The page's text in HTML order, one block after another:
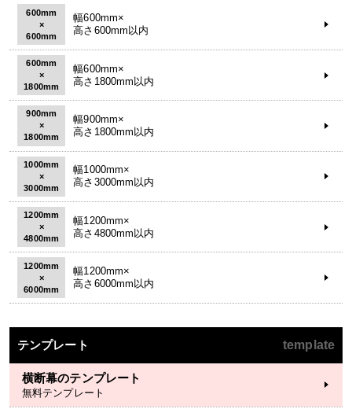
600mm
×
600mm
幅600mm×
高さ600mm以内
600mm
×
1800mm
幅600mm×
高さ1800mm以内
900mm
×
1800mm
幅900mm×
高さ1800mm以内
1000mm
×
3000mm
幅1000mm×
高さ3000mm以内
1200mm
×
4800mm
幅1200mm×
高さ4800mm以内
1200mm
×
6000mm
幅1200mm×
高さ6000mm以内
テンプレート template
横断幕のテンプレート
無料テンプレート